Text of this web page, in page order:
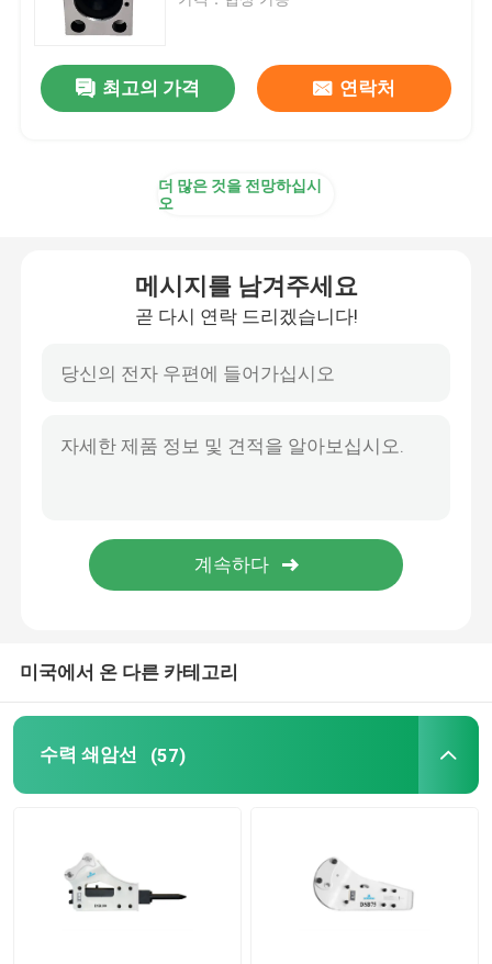
유압 브레이커는 속입니다
수력 벽개 장치 부분
분명한 분쇄기
수력 분쇄기
사용된 굴삭기 기계
최고의 가격 연락처
더 많은 것을 전망하십시
오
메시지를 남겨주세요
곧 다시 연락 드리겠습니다!
미국에서 온 다른 카테고리
수력 쇄암선 (57)